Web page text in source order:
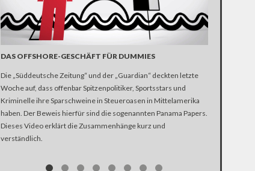
DAS OFFSHORE-GESCHÄFT FÜR DUMMIES
Die „Süddeutsche Zeitung“ und der „Guardian“ deckten letzte
Woche auf, dass offenbar Spitzenpolitiker, Sportsstars und
Kriminelle ihre Sparschweine in Steueroasen in Mittelamerika
haben. Der Beweis hierfür sind die sogenannten Panama Papers.
Dieses Video erklärt die Zusammenhänge kurz und
verständlich.
AMÜSANT: